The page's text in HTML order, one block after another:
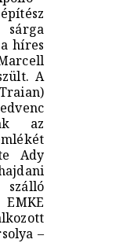
híres
A
az
Ady
–